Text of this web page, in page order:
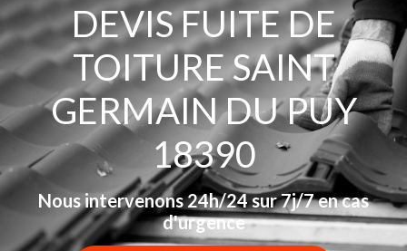
DEVIS FUITE DE
TOITURE SAINT
GERMAIN DU PUY
18390
Nous intervenons 24h/24 sur 7j/7 en cas
d'urgence